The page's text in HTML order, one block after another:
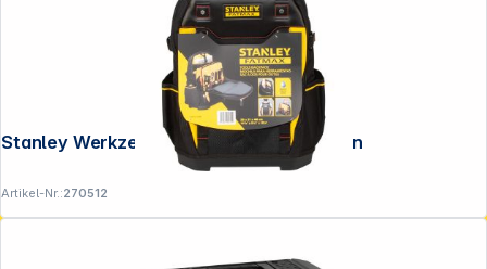
Stanley Werkzeugrucksack FatMax Nylon
Artikel-Nr.:270512